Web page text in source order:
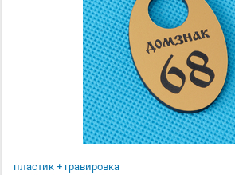
пластик + гравировка